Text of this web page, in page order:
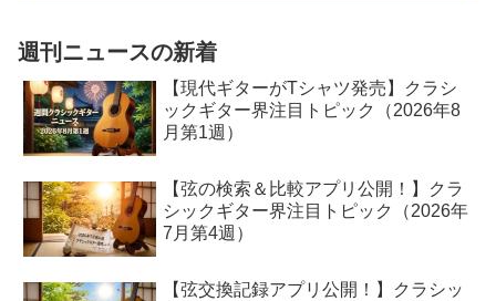
週刊ニュースの新着
【現代ギターがTシャツ発売】クラシ
ックギター界注目トピック（2026年8
月第1週）
【弦の検索＆比較アプリ公開！】クラ
シックギター界注目トピック（2026年
7月第4週）
【弦交換記録アプリ公開！】クラシッ